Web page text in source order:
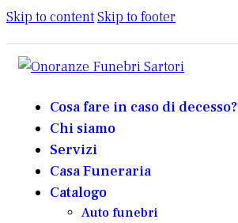
Skip to contentSkip to footer
Cosa fare in caso di decesso?
Chi siamo
Servizi
Casa Funeraria
Catalogo
Auto funebri